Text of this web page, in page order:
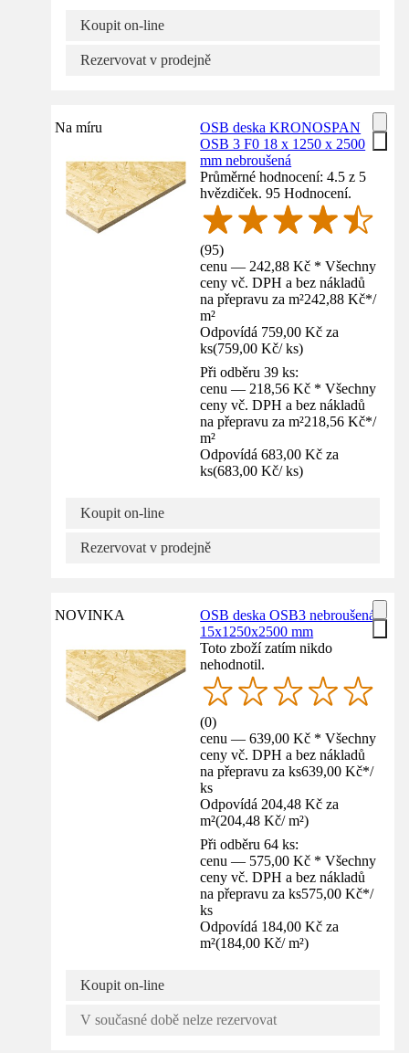
Koupit on-line
Rezervovat v prodejně
Na míru
OSB deska KRONOSPAN
OSB 3 F0 18 x 1250 x 2500
mm nebroušená
Průměrné hodnocení: 4.5 z 5
hvězdiček. 95 Hodnocení.
(95)
cenu — 242,88 Kč * Všechny
ceny vč. DPH a bez nákladů
na přepravu za m²242,88 Kč*/
m²
Odpovídá 759,00 Kč za
ks(759,00 Kč/ ks)
Při odběru 39 ks:
cenu — 218,56 Kč * Všechny
ceny vč. DPH a bez nákladů
na přepravu za m²218,56 Kč*/
m²
Odpovídá 683,00 Kč za
ks(683,00 Kč/ ks)
Koupit on-line
Rezervovat v prodejně
NOVINKA
OSB deska OSB3 nebroušená
15x1250x2500 mm
Toto zboží zatím nikdo
nehodnotil.
(0)
cenu — 639,00 Kč * Všechny
ceny vč. DPH a bez nákladů
na přepravu za ks639,00 Kč*/
ks
Odpovídá 204,48 Kč za
m²(204,48 Kč/ m²)
Při odběru 64 ks:
cenu — 575,00 Kč * Všechny
ceny vč. DPH a bez nákladů
na přepravu za ks575,00 Kč*/
ks
Odpovídá 184,00 Kč za
m²(184,00 Kč/ m²)
Koupit on-line
V současné době nelze rezervovat